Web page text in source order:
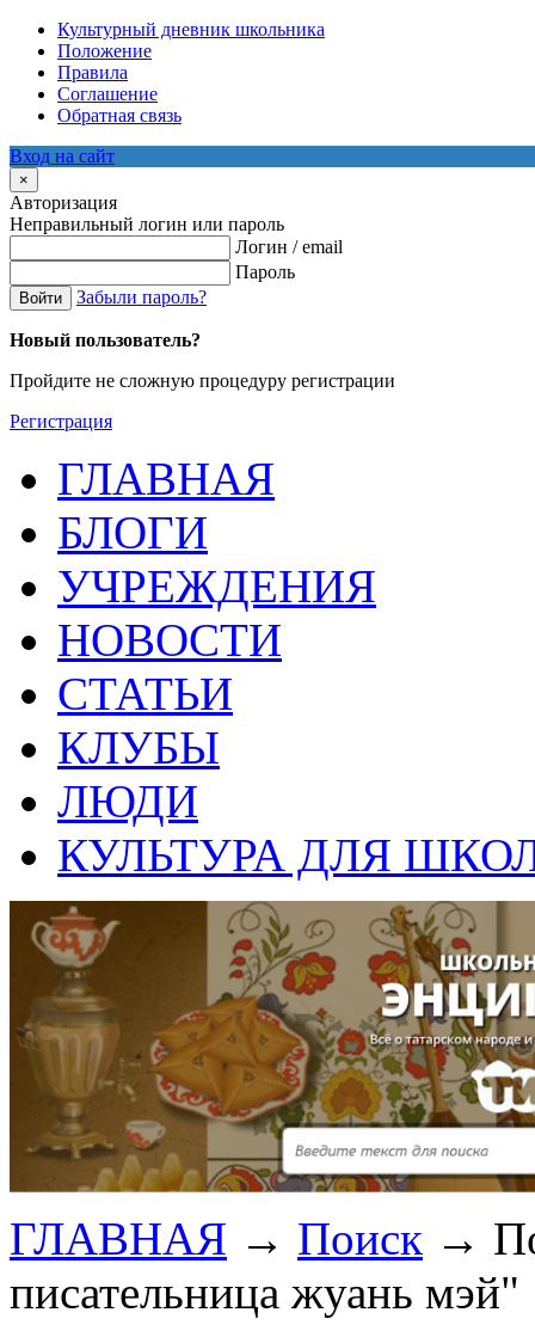
Культурный дневник школьника
Положение
Правила
Соглашение
Обратная связь
Вход на сайт
×
Авторизация
Неправильный логин или пароль
Логин / email
Пароль
Войти Забыли пароль?
Новый пользователь?
Пройдите не сложную процедуру регистрации
Регистрация
ГЛАВНАЯ
БЛОГИ
УЧРЕЖДЕНИЯ
НОВОСТИ
СТАТЬИ
КЛУБЫ
ЛЮДИ
КУЛЬТУРА ДЛЯ
ГЛАВНАЯ → Поиск →
писательница жуань мэй"